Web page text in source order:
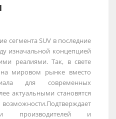
сегмента SUV в последние
изначальной концепцией
реалиями. Так, в свете
мировом рынке вместо
для современных
актуальными становятся
производителей и